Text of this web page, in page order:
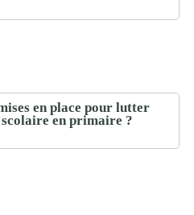
en place pour lutter
en primaire ?